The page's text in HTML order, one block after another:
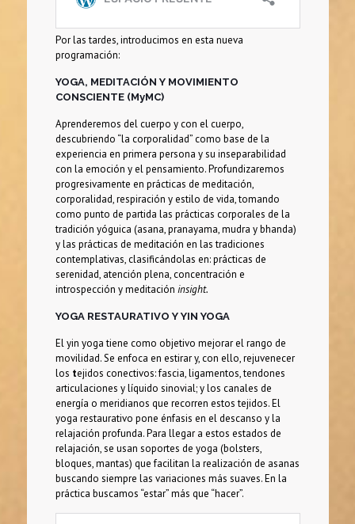
Por las tardes, introducimos en esta nueva
programación:
YOGA, MEDITACIÓN Y MOVIMIENTO
CONSCIENTE (MyMC)
Aprenderemos del cuerpo y con el cuerpo,
descubriendo “la corporalidad” como base de la
experiencia en primera persona y su inseparabilidad
con la emoción y el pensamiento. Profundizaremos
progresivamente en prácticas de meditación,
corporalidad, respiración y estilo de vida, tomando
como punto de partida las prácticas corporales de la
tradición yóguica (asana, pranayama, mudra y bhanda)
y las prácticas de meditación en las tradiciones
contemplativas, clasificándolas en: prácticas de
serenidad, atención plena, concentración e
introspección y meditación insight.
YOGA RESTAURATIVO Y YIN YOGA
El yin yoga tiene como objetivo mejorar el rango de
movilidad. Se enfoca en estirar y, con ello, rejuvenecer
los tejidos conectivos:fascia, ligamentos, tendones
articulaciones y líquido sinovial; y los canales de
energía o meridianos que recorren estos tejidos. El
yoga restaurativo pone énfasis en el descanso y la
relajación profunda. Para llegar a estos estados de
relajación, se usan soportes de yoga (bolsters,
bloques, mantas) que facilitan la realización de asanas
buscando siempre las variaciones más suaves. En la
práctica buscamos “estar” más que “hacer”.